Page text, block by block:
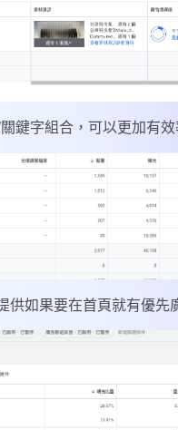
鍵字組合，可以更加有
供如果要在首頁就有優